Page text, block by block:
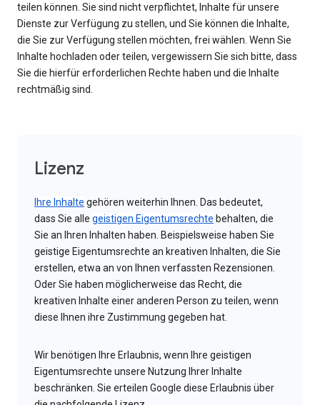
teilen können. Sie sind nicht verpflichtet, Inhalte für unsere
Dienste zur Verfügung zu stellen, und Sie können die Inhalte,
die Sie zur Verfügung stellen möchten, frei wählen. Wenn Sie
Inhalte hochladen oder teilen, vergewissern Sie sich bitte, dass
Sie die hierfür erforderlichen Rechte haben und die Inhalte
rechtmäßig sind.
Lizenz
Ihre Inhalte gehören weiterhin Ihnen. Das bedeutet,
dass Sie alle geistigen Eigentumsrechte behalten, die
Sie an Ihren Inhalten haben. Beispielsweise haben Sie
geistige Eigentumsrechte an kreativen Inhalten, die Sie
erstellen, etwa an von Ihnen verfassten Rezensionen.
Oder Sie haben möglicherweise das Recht, die
kreativen Inhalte einer anderen Person zu teilen, wenn
diese Ihnen ihre Zustimmung gegeben hat.
Wir benötigen Ihre Erlaubnis, wenn Ihre geistigen
Eigentumsrechte unsere Nutzung Ihrer Inhalte
beschränken. Sie erteilen Google diese Erlaubnis über